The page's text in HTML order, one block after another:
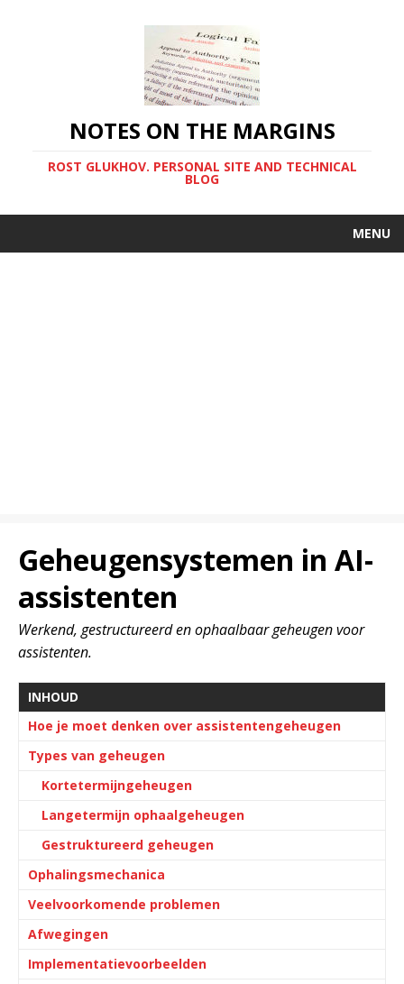
NOTES ON THE MARGINS
ROST GLUKHOV. PERSONAL SITE AND TECHNICAL
BLOG
MENU
Geheugensystemen in AI-
assistenten
Werkend, gestructureerd en ophaalbaar geheugen voor
assistenten.
INHOUD
Hoe je moet denken over assistentengeheugen
Types van geheugen
Kortetermijngeheugen
Langetermijn ophaalgeheugen
Gestruktureerd geheugen
Ophalingsmechanica
Veelvoorkomende problemen
Afwegingen
Implementatievoorbeelden